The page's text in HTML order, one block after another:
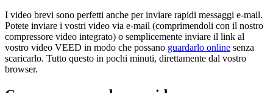
I video brevi sono perfetti anche per inviare rapidi messaggi e-mail.
Potete inviare i vostri video via e-mail (comprimendoli con il nostro
compressore video integrato) o semplicemente inviare il link al
vostro video VEED in modo che possano guardarlo online senza
scaricarlo. Tutto questo in pochi minuti, direttamente dal vostro
browser.